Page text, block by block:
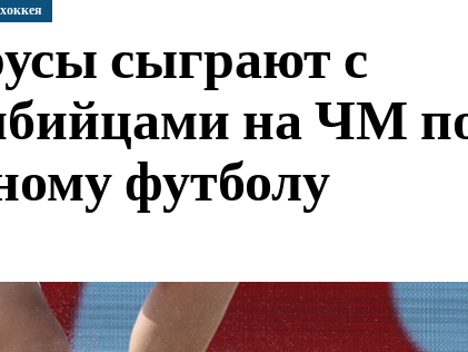
сыграют с
на ЧМ
футболу